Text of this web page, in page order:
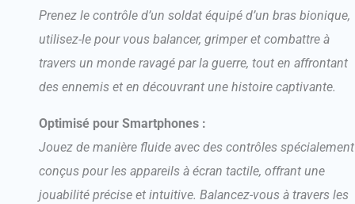
Prenez le contrôle d’un soldat équipé d’un bras bionique,
utilisez-le pour vous balancer, grimper et combattre à
travers un monde ravagé par la guerre, tout en affrontant
des ennemis et en découvrant une histoire captivante.
Optimisé pour Smartphones :
Jouez de manière fluide avec des contrôles spécialement
conçus pour les appareils à écran tactile, offrant une
jouabilité précise et intuitive. Balancez-vous à travers les